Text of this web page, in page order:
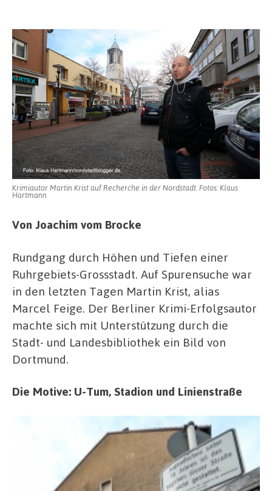
Krimiautor Martin Krist auf Recherche in der Nordstadt. Fotos: Klaus
Hartmann
Von Joachim vom Brocke
Rundgang durch Höhen und Tiefen einer
Ruhrgebiets-Grossstadt. Auf Spurensuche war
in den letzten Tagen Martin Krist, alias
Marcel Feige. Der Berliner Krimi-Erfolgsautor
machte sich mit Unterstützung durch die
Stadt- und Landesbibliothek ein Bild von
Dortmund.
Die Motive: U-Tum, Stadion und Linienstraße